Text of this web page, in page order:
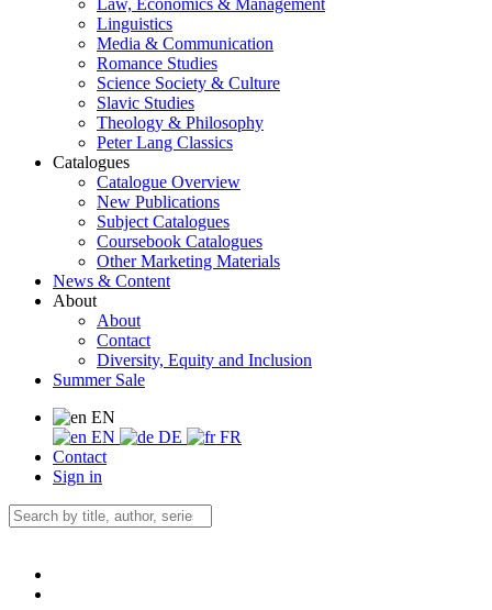
Law, Economics & Management
Linguistics
Media & Communication
Romance Studies
Science Society & Culture
Slavic Studies
Theology & Philosophy
Peter Lang Classics
Catalogues
Catalogue Overview
New Publications
Subject Catalogues
Coursebook Catalogues
Other Marketing Materials
News & Content
About
About
Contact
Diversity, Equity and Inclusion
Summer Sale
EN
EN
DE
FR
Contact
Sign in